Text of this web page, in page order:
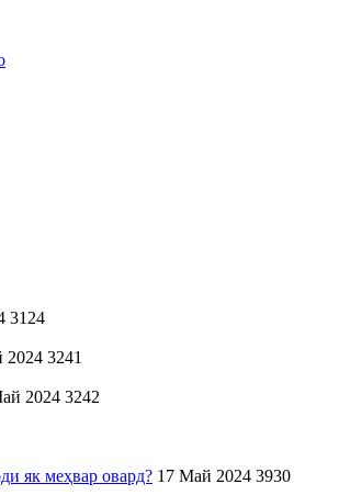
3124
2024 3241
2024 3242
як меҳвар овард? 17 Май 2024 3930